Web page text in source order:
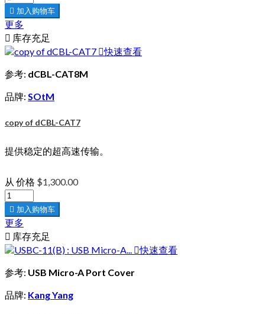
 加入购物车
更多
 库存充足
快速查看
参考: dCBL-CAT8M
品牌: SOtM
copy of dCBL-CAT7
提供稳定的超高速传输。
从 价格 $1,300.00
 加入购物车
更多
 库存充足
快速查看
参考: USB Micro-A Port Cover
品牌: Kang Yang